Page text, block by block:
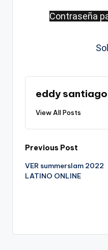
Contraseña
eddy santiago
View All Posts
Post
navigation
Previous Post
VER summerslam 2022
LATINO ONLINE